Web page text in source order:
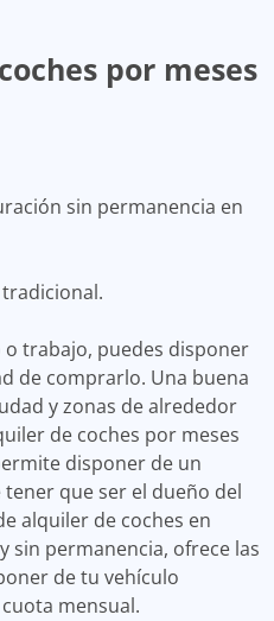
por meses
sin permanencia en
o trabajo, puedes disponer
de comprarlo. Una buena
y zonas de alrededor
de coches por meses
disponer de un
que ser el dueño del
alquiler de coches en
sin permanencia, ofrece las
de tu vehículo
mensual.